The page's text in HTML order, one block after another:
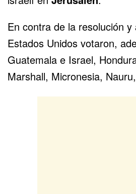
En contra de la resolución
Estados Unidos votaron,
Guatemala e Israel,
Marshall, Micronesia,